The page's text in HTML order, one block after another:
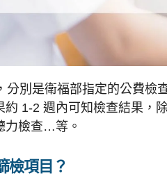
分別是衛福部指定的公費檢
約 1-2 週內可知檢查結果，
力檢查…等。
檢項目？